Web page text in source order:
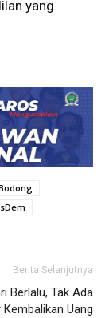
yang
Berita Selanjutnya
Berlalu, Tak Ada
Uang